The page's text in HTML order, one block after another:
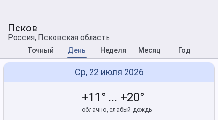
Псков
Россия, Псковская область
Точный День Неделя Месяц Год
Ср, 22 июля 2026
+11° ... +20°
облачно, слабый дождь